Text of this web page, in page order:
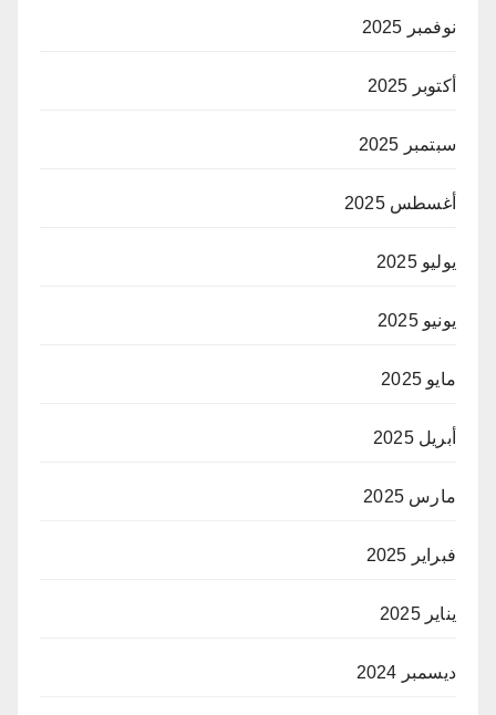
نوفمبر 2025
أكتوبر 2025
سبتمبر 2025
أغسطس 2025
يوليو 2025
يونيو 2025
مايو 2025
أبريل 2025
مارس 2025
فبراير 2025
يناير 2025
ديسمبر 2024